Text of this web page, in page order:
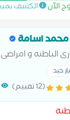
الآن الكشف
محمد اسامة
الباطنه و امراضى
جيد
(12 تقييم)